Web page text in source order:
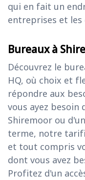
qui en fait un
entreprises et les
Bureaux à
Découvrez le
HQ, où choix et
répondre aux
vous ayez besoin
Shiremoor ou
terme, notre
et tout compris
dont vous avez
Profitez d'un